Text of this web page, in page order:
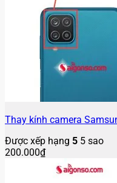
Thay kính camera
Được xếp hạng 5 5 sao
200.000₫